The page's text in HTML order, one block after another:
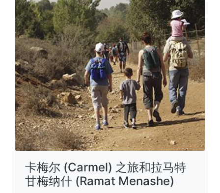
卡梅尔 (Carmel) 之旅和拉马特
甘梅纳什 (Ramat Menashe)